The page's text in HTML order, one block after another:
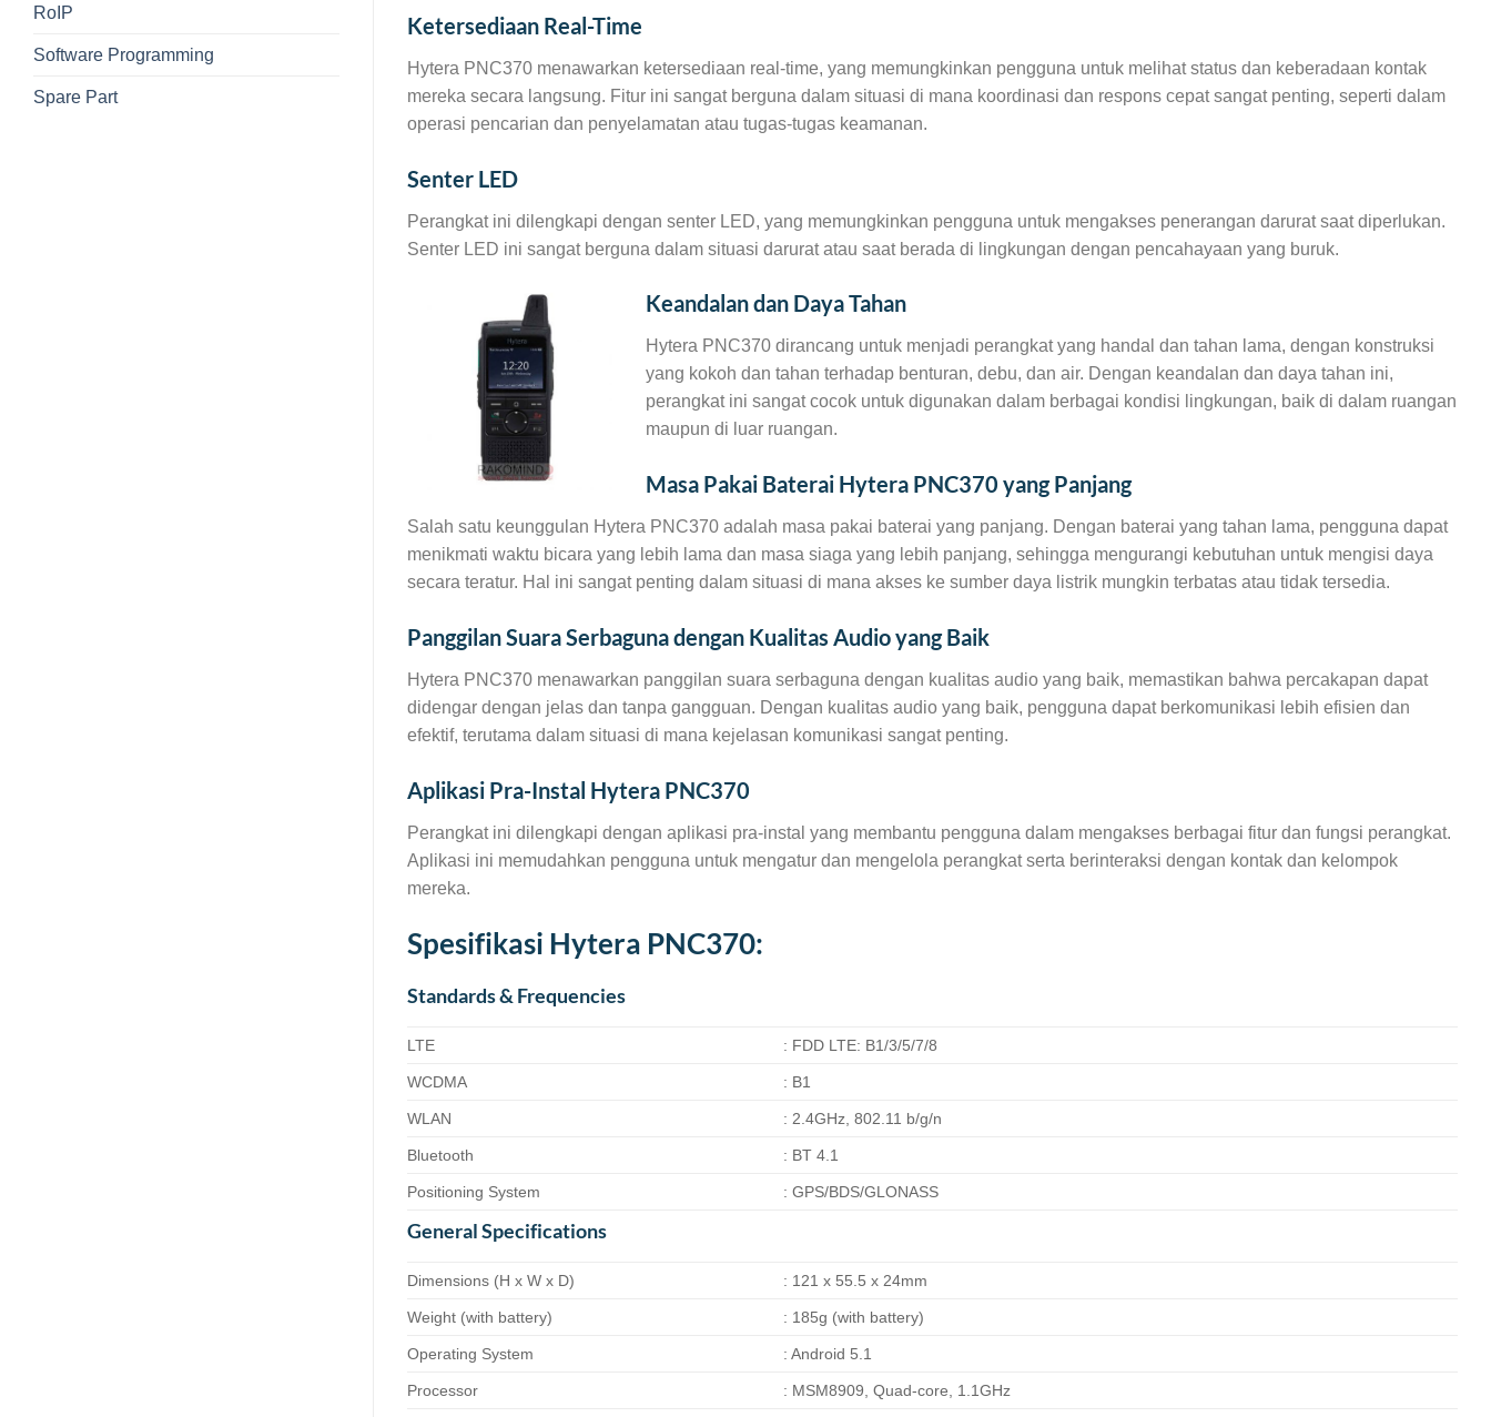
RoIP
Software Programming
Spare Part
Ketersediaan Real-Time
Hytera PNC370 menawarkan ketersediaan real-time, yang memungkinkan pengguna untuk melihat status dan keberadaan kontak
mereka secara langsung. Fitur ini sangat berguna dalam situasi di mana koordinasi dan respons cepat sangat penting, seperti dalam
operasi pencarian dan penyelamatan atau tugas-tugas keamanan.
Senter LED
Perangkat ini dilengkapi dengan senter LED, yang memungkinkan pengguna untuk mengakses penerangan darurat saat diperlukan.
Senter LED ini sangat berguna dalam situasi darurat atau saat berada di lingkungan dengan pencahayaan yang buruk.
Keandalan dan Daya Tahan
Hytera PNC370 dirancang untuk menjadi perangkat yang handal dan tahan lama, dengan konstruksi
yang kokoh dan tahan terhadap benturan, debu, dan air. Dengan keandalan dan daya tahan ini,
perangkat ini sangat cocok untuk digunakan dalam berbagai kondisi lingkungan, baik di dalam ruangan
maupun di luar ruangan.
Masa Pakai Baterai Hytera PNC370 yang Panjang
Salah satu keunggulan Hytera PNC370 adalah masa pakai baterai yang panjang. Dengan baterai yang tahan lama, pengguna dapat
menikmati waktu bicara yang lebih lama dan masa siaga yang lebih panjang, sehingga mengurangi kebutuhan untuk mengisi daya
secara teratur. Hal ini sangat penting dalam situasi di mana akses ke sumber daya listrik mungkin terbatas atau tidak tersedia.
Panggilan Suara Serbaguna dengan Kualitas Audio yang Baik
Hytera PNC370 menawarkan panggilan suara serbaguna dengan kualitas audio yang baik, memastikan bahwa percakapan dapat
didengar dengan jelas dan tanpa gangguan. Dengan kualitas audio yang baik, pengguna dapat berkomunikasi lebih efisien dan
efektif, terutama dalam situasi di mana kejelasan komunikasi sangat penting.
Aplikasi Pra-Instal Hytera PNC370
Perangkat ini dilengkapi dengan aplikasi pra-instal yang membantu pengguna dalam mengakses berbagai fitur dan fungsi perangkat.
Aplikasi ini memudahkan pengguna untuk mengatur dan mengelola perangkat serta berinteraksi dengan kontak dan kelompok
mereka.
Spesifikasi Hytera PNC370:
Standards & Frequencies
LTE : FDD LTE: B1/3/5/7/8
WCDMA : B1
WLAN : 2.4GHz, 802.11 b/g/n
Bluetooth : BT 4.1
Positioning System : GPS/BDS/GLONASS
General Specifications
Dimensions (H x W x D) : 121 x 55.5 x 24mm
Weight (with battery) : 185g (with battery)
Operating System : Android 5.1
Processor : MSM8909, Quad-core, 1.1GHz